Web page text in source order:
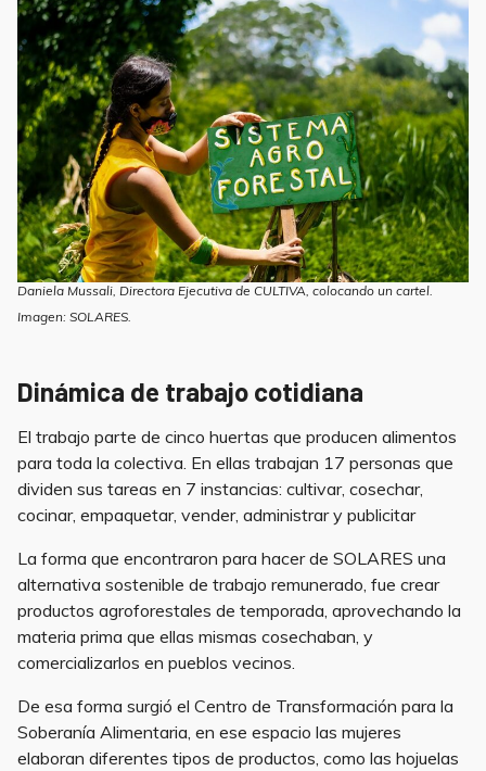
Daniela Mussali, Directora Ejecutiva de CULTIVA, colocando un cartel.
Imagen: SOLARES.
Dinámica de trabajo cotidiana
El trabajo parte de cinco huertas que producen alimentos
para toda la colectiva. En ellas trabajan 17 personas que
dividen sus tareas en 7 instancias: cultivar, cosechar,
cocinar, empaquetar, vender, administrar y publicitar
La forma que encontraron para hacer de SOLARES una
alternativa sostenible de trabajo remunerado, fue crear
productos agroforestales de temporada, aprovechando la
materia prima que ellas mismas cosechaban, y
comercializarlos en pueblos vecinos.
De esa forma surgió el Centro de Transformación para la
Soberanía Alimentaria, en ese espacio las mujeres
elaboran diferentes tipos de productos, como las hojuelas